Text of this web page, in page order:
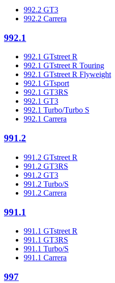
992.2 GT3
992.2 Carrera
992.1
992.1 GTstreet R
992.1 GTstreet R Touring
992.1 GTstreet R Flyweight
992.1 GTsport
992.1 GT3RS
992.1 GT3
992.1 Turbo/Turbo S
992.1 Carrera
991.2
991.2 GTstreet R
991.2 GT3RS
991.2 GT3
991.2 Turbo/S
991.2 Carrera
991.1
991.1 GTstreet R
991.1 GT3RS
991.1 Turbo/S
991.1 Carrera
997